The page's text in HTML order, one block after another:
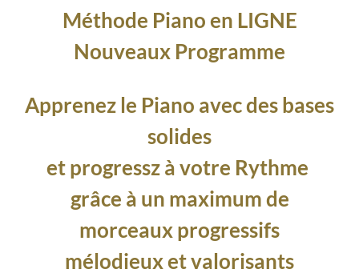
Méthode Piano en LIGNE
Nouveaux Programme
Apprenez le Piano avec des bases
solides
et progressz à votre Rythme
grâce à un maximum de
morceaux progressifs
mélodieux et valorisants